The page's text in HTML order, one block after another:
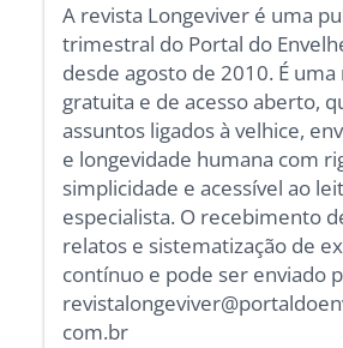
A revista Longeviver é uma
trimestral do Portal do
desde agosto de 2010. É
gratuita e de acesso aberto,
assuntos ligados à velhice,
e longevidade humana com
simplicidade e acessível ao
especialista. O recebimento
relatos e sistematização de
contínuo e pode ser enviado
com.br